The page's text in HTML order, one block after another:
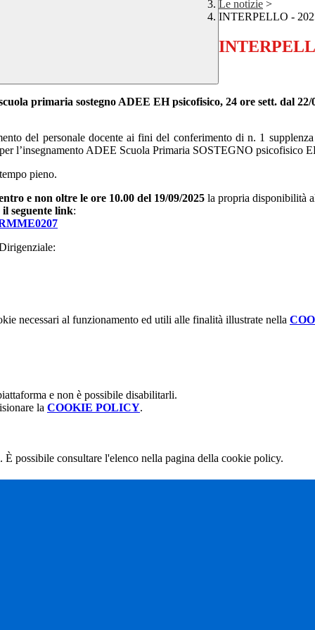
Le notizie >
INTERPELLO -
primaria sostegno ADEE EH psicofisico, 24 ore sett. dal 22/
del personale docente ai fini del conferimento di n. 1
l’insegnamento ADEE Scuola Primaria SOSTEGNO psicofisico
pieno.
e non oltre le ore 10.00 del 19/09/2025 la propria disponibilità
seguente link:
necessari al funzionamento ed utili alle finalità illustrate nella
e non è possibile disabilitarli.
la COOKIE POLICY.
possibile consultare l'elenco nella pagina della cookie policy.